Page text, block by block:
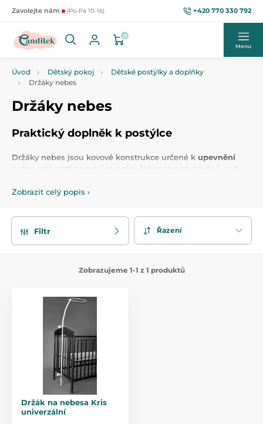
Zavolejte nám (Po-Pá 10-16) +420 770 330 792
0
Menu
Úvod Dětský pokoj
Dětské postýlky a doplňky
Držáky nebes
Držáky nebes
Praktický doplněk k postýlce
Držáky nebes jsou kovové konstrukce určené k upevnění
nebes
, sítí proti komárům nebo dekorativních závěsů nad
prostředí, a zároveň dotvářejí útulný vzhled dětského
doplněkje nepostradatelnou součástí výbavy pro miminko.
Zobrazit celý popis ›
Filtr Řazení
Zobrazujeme 1-1 z 1 produktů
Držák na nebesa Kris
univerzální